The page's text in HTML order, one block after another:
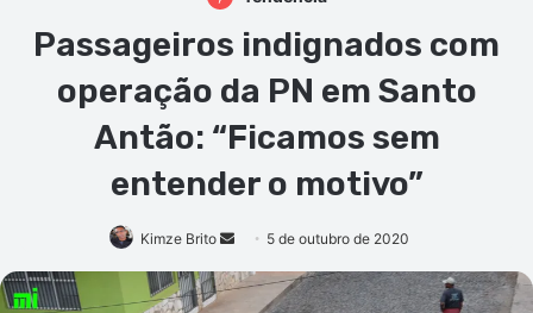
Passageiros indignados com
operação da PN em Santo
Antão: “Ficamos sem
entender o motivo”
Kimze Brito
Mande
e-
5 de outubro de 2020